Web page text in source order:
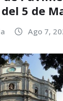
5 de
Ago 7,